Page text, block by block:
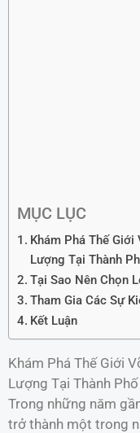
MỤC LỤC
Khám Phá Thế
Lượng Tại Thành
Tại Sao Nên Chọn
Tham Gia Các Sự
Kết Luận
Khám Phá Thế Giới
Lượng Tại Thành
Trong những năm
trở thành một trong